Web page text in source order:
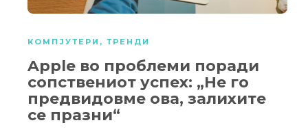
КОМПЈУТЕРИ , ТРЕНДИ
Apple во проблеми поради
сопствениот успех: „Не го
предвидовме ова, залихите
се празни“